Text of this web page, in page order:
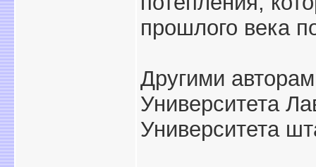
прошлого века
Другими
Университета
Университета